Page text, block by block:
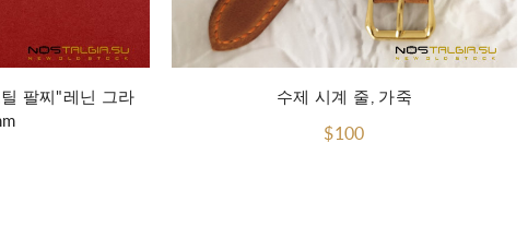
팔찌"레닌 그라
수제 시계 줄, 가죽
$100